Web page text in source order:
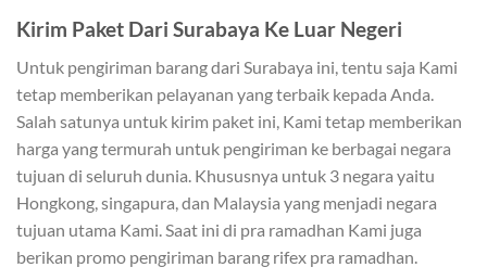
Kirim Paket Dari Surabaya Ke Luar Negeri
Untuk pengiriman barang dari Surabaya ini, tentu saja Kami
tetap memberikan pelayanan yang terbaik kepada Anda.
Salah satunya untuk kirim paket ini, Kami tetap memberikan
harga yang termurah untuk pengiriman ke berbagai negara
tujuan di seluruh dunia. Khususnya untuk 3 negara yaitu
Hongkong, singapura, dan Malaysia yang menjadi negara
tujuan utama Kami. Saat ini di pra ramadhan Kami juga
berikan promo pengiriman barang rifex pra ramadhan.